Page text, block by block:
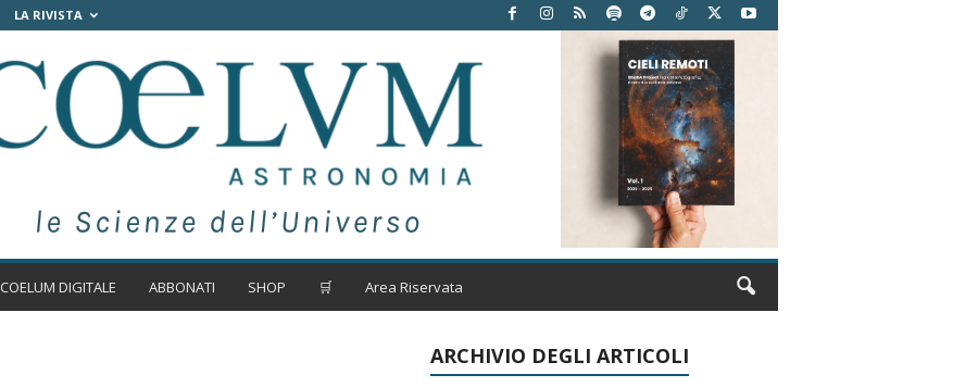
LA RIVISTA
COELUM DIGITALE ABBONATI SHOP 🛒 Area Riservata
ARCHIVIO DEGLI ARTICOLI